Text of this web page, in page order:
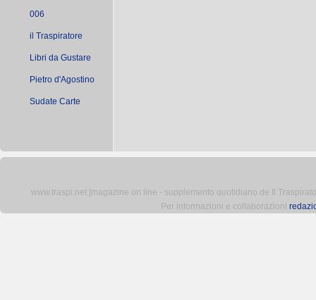
006
il Traspiratore
Libri da Gustare
Pietro d'Agostino
Sudate Carte
www.traspi.net [magazine on line - supplemento quotidiano de Il
Per informazioni e collaborazioni